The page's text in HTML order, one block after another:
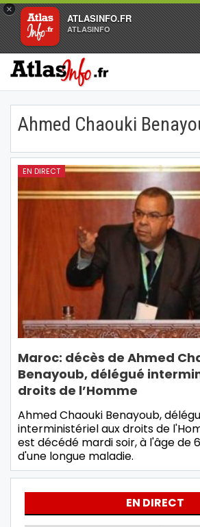
×
ATLASINFO.FR
ATLASINFO
Ahmed Chaouki
EN DIRECT
Maroc: décès de Ahmed
Benayoub, délégué
droits de l’Homme
Ahmed Chaouki Benayoub,
interministériel aux droits de
est décédé mardi soir, à l'âge de
d'une longue maladie.
EN DIRECT